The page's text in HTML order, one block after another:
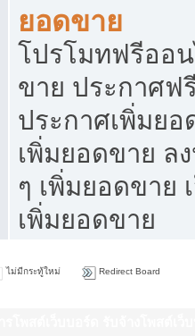
ยอดขาย
โปรโมทฟรีออ
ขาย ประกาศฟ
ประกาศเพิ่มย
เพิ่มยอดขาย ล
ๆ เพิ่มยอดขาย
เพิ่มยอดขาย
ไม่มีกระทู้ใหม่ Redirect Board